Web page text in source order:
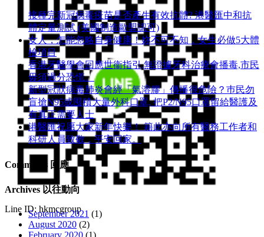
Line ID: hkmcgroup
接種完新冠病毒疫苗是否產生有效抗體? 港醫匯中和抗
體定量測試 (美國制造歐盟認可)
女人，怎能忽略自身健康！妳不可不知，女生必做5大體
檢項目
香港牙醫學會回應世衞指引,無證據牙科治療會播毒,市民
毋須過分恐慌。
新型冠狀病毒肺炎會經「氣溶膠」傳播很危險？巿民勿
盲搶N95或囤積大量外科口罩, 把P​2/N95口罩留給醫護及
有真正需要人士
港醫匯祝愿大家新年快樂！ 籍此亦向所有醫務工作者和
科研人員致敬，平安回家。
Comments 回應
Archives 以往動向
September 2021 (1)
August 2020 (2)